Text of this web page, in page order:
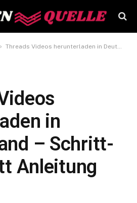
Threads Videos herunterladen in Deutschland – Schritt-für-Schritt Anleitung (2026)
in
– Schritt-
Anleitung